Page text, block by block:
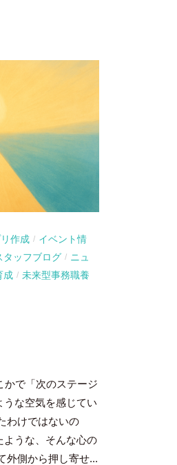
作成 / イベント情
タッフブログ / ニュ
成 / 未来型事務職養
かで「次のステージ
うな空気を感じてい
わけではないの
ような、そんな心の
外側から押し寄せ...